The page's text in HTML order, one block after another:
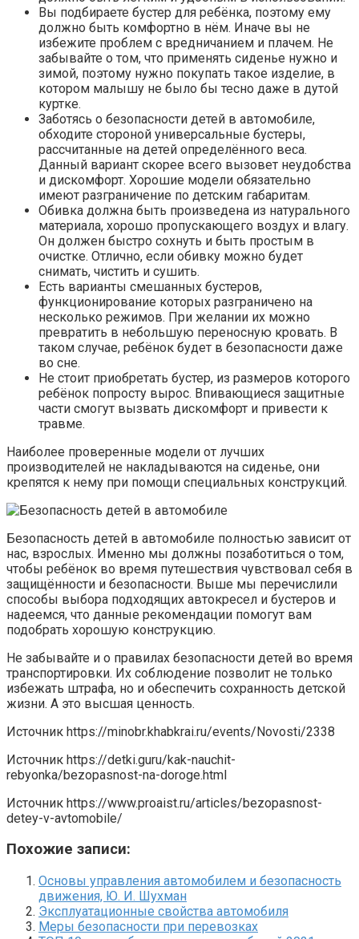
Вы подбираете бустер для ребёнка, поэтому ему
должно быть комфортно в нём. Иначе вы не
избежите проблем с вредничанием и плачем. Не
забывайте о том, что применять сиденье нужно и
зимой, поэтому нужно покупать такое изделие, в
котором малышу не было бы тесно даже в дутой
куртке.
Заботясь о безопасности детей в автомобиле,
обходите стороной универсальные бустеры,
рассчитанные на детей определённого веса.
Данный вариант скорее всего вызовет неудобства
и дискомфорт. Хорошие модели обязательно
имеют разграничение по детским габаритам.
Обивка должна быть произведена из натурального
материала, хорошо пропускающего воздух и влагу.
Он должен быстро сохнуть и быть простым в
очистке. Отлично, если обивку можно будет
снимать, чистить и сушить.
Есть варианты смешанных бустеров,
функционирование которых разграничено на
несколько режимов. При желании их можно
превратить в небольшую переносную кровать. В
таком случае, ребёнок будет в безопасности даже
во сне.
Не стоит приобретать бустер, из размеров которого
ребёнок попросту вырос. Впивающиеся защитные
части смогут вызвать дискомфорт и привести к
травме.
Наиболее проверенные модели от лучших
производителей не накладываются на сиденье, они
крепятся к нему при помощи специальных конструкций.
Безопасность детей в автомобиле полностью зависит от
нас, взрослых. Именно мы должны позаботиться о том,
чтобы ребёнок во время путешествия чувствовал себя в
защищённости и безопасности. Выше мы перечислили
способы выбора подходящих автокресел и бустеров и
надеемся, что данные рекомендации помогут вам
подобрать хорошую конструкцию.
Не забывайте и о правилах безопасности детей во время
транспортировки. Их соблюдение позволит не только
избежать штрафа, но и обеспечить сохранность детской
жизни. А это высшая ценность.
Источник https://minobr.khabkrai.ru/events/Novosti/2338
Источник https://detki.guru/kak-nauchit-
rebyonka/bezopasnost-na-doroge.html
Источник https://www.proaist.ru/articles/bezopasnost-
detey-v-avtomobile/
Похожие записи:
Основы управления автомобилем и безопасность
движения, Ю. И. Шухман
Эксплуатационные свойства автомобиля
Меры безопасности при перевозках